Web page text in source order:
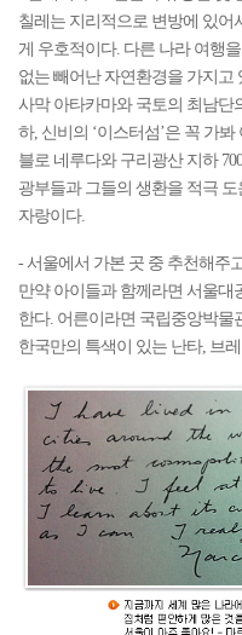
칠레는 지리적으로 변방에 있어
게 우호적이다. 다른 나라 여행
없는 빼어난 자연환경을 가지고
사막 아타카마와 국토의 최남단
하, 신비의 ‘이스터섬’은 꼭 가
블로 네루다와 구리광산 지하
광부들과 그들의 생환을 적극
자랑이다.
- 서울에서 가본 곳 중 추천해주
만약 아이들과 함께라면 서울대
한다. 어른이라면 국립중앙박물
한국만의 특색이 있는 난타, 브